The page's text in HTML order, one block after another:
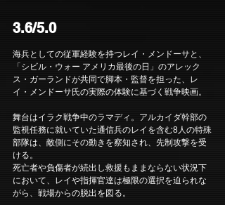
3.6/5.0
海兵としての従軍経験を持つレイ・メンドーサと、
「シビル・ウォー アメリカ最後の日」のアレック
ス・ガーランドが共同で脚本・監督を担った、レ
イ・メンドーサ氏の実際の体験に基づく戦争映画。
舞台はイラク戦争中のラマディ。アルカイダ幹部の
監視任務に就いていた通信兵のレイを含む8人の特殊
部隊は、敵側にその動きを察知され、先制攻撃を受
ける。
死亡者や負傷者が続出し救援もままならない状況下
において、レイや指揮官達は極限の選択を迫られな
がら、戦場からの脱出を図る。